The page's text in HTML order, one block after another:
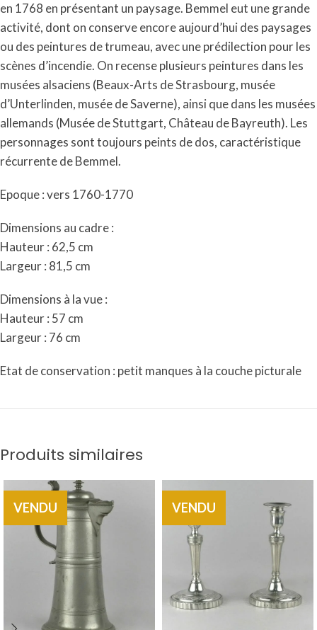
en 1768 en présentant un paysage. Bemmel eut une grande
activité, dont on conserve encore aujourd’hui des paysages
ou des peintures de trumeau, avec une prédilection pour les
scènes d’incendie. On recense plusieurs peintures dans les
musées alsaciens (Beaux-Arts de Strasbourg, musée
d’Unterlinden, musée de Saverne), ainsi que dans les musées
allemands (Musée de Stuttgart, Château de Bayreuth). Les
personnages sont toujours peints de dos, caractéristique
récurrente de Bemmel.
Epoque : vers 1760-1770
Dimensions au cadre :
Hauteur : 62,5 cm
Largeur : 81,5 cm
Dimensions à la vue :
Hauteur : 57 cm
Largeur : 76 cm
Etat de conservation : petit manques à la couche picturale
Produits similaires
VENDU VENDU